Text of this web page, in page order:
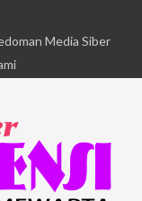
Media Siber